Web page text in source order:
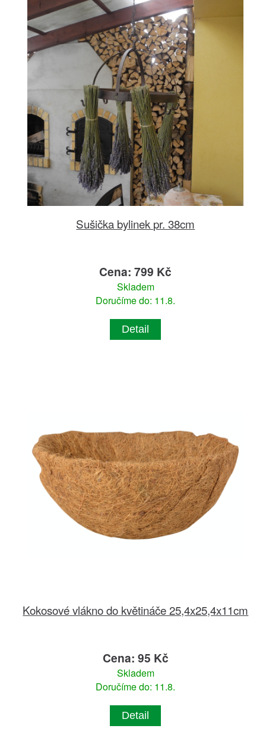
Sušička bylinek pr. 38cm
Cena: 799 Kč
Skladem
Doručíme do: 11.8.
Detail
Kokosové vlákno do květináče 25,4x25,4x11cm
Cena: 95 Kč
Skladem
Doručíme do: 11.8.
Detail